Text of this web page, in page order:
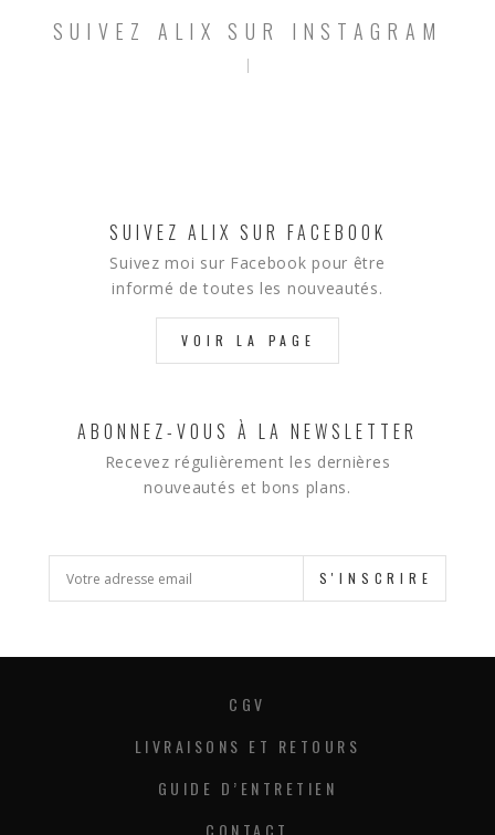
SUIVEZ ALIX SUR INSTAGRAM
SUIVEZ ALIX SUR FACEBOOK
Suivez moi sur Facebook pour être
informé de toutes les nouveautés.
VOIR LA PAGE
ABONNEZ-VOUS À LA NEWSLETTER
Recevez régulièrement les dernières
nouveautés et bons plans.
S'INSCRIRE
CGV
LIVRAISONS ET RETOURS
GUIDE D’ENTRETIEN
CONTACT